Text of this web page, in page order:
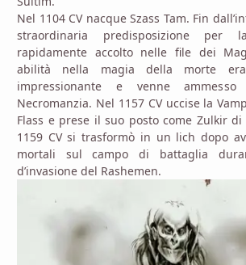
Nel 1104 CV nacque Szass Tam. Fin
straordinaria predisposizione
rapidamente accolto nelle file dei
abilità nella magia della morte era
impressionante e venne
Necromanzia. Nel 1157 CV uccise la
Flass e prese il suo posto come Zulkir di
1159 CV si trasformò in un lich dopo
mortali sul campo di battaglia
d’invasione del Rashemen.